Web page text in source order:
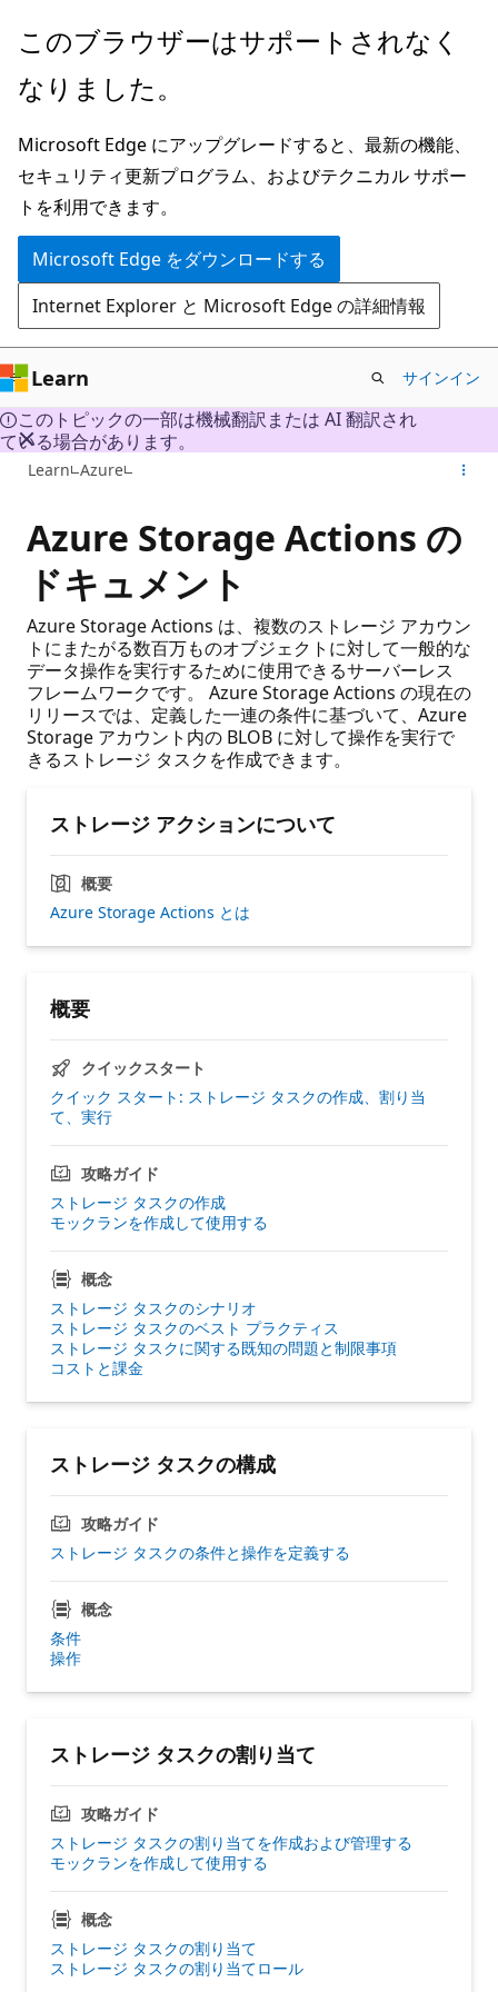
メ
ン
ン
テ
ン
ツ
に
ス
キ
ッ
プ
このブラウザーはサポートされなく
なりました。
Microsoft Edge にアップグレードすると、最新の機能、
セキュリティ更新プログラム、およびテクニカル サポー
トを利用できます。
Microsoft Edge をダウンロードする
Internet Explorer と Microsoft Edge の詳細情報
Learn サインイン
このトピックの一部は機械翻訳または AI 翻訳され
ている場合があります。
Learn Azure
Azure Storage Actions の
ドキュメント
Azure Storage Actions は、複数のストレージ アカウン
トにまたがる数百万ものオブジェクトに対して一般的な
データ操作を実行するために使用できるサーバーレス
フレームワークです。 Azure Storage Actions の現在の
リリースでは、定義した一連の条件に基づいて、Azure
Storage アカウント内の BLOB に対して操作を実行で
きるストレージ タスクを作成できます。
ストレージ アクションについて
概要
Azure Storage Actions とは
概要
クイックスタート
クイック スタート: ストレージ タスクの作成、割り当
て、実行
攻略ガイド
ストレージ タスクの作成
モックランを作成して使用する
概念
ストレージ タスクのシナリオ
ストレージ タスクのベスト プラクティス
ストレージ タスクに関する既知の問題と制限事項
コストと課金
ストレージ タスクの構成
攻略ガイド
ストレージ タスクの条件と操作を定義する
概念
条件
操作
ストレージ タスクの割り当て
攻略ガイド
ストレージ タスクの割り当てを作成および管理する
モックランを作成して使用する
概念
ストレージ タスクの割り当て
ストレージ タスクの割り当てロール